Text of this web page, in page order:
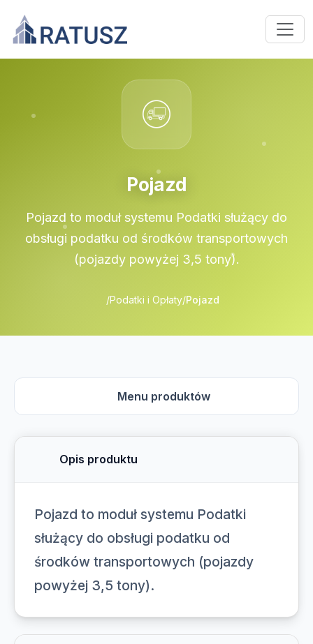
Pojazd
Pojazd to moduł systemu Podatki służący do
obsługi podatku od środków transportowych
(pojazdy powyżej 3,5 tony).
/Podatki i Opłaty/Pojazd
Menu produktów
Opis produktu
Pojazd to moduł systemu Podatki
służący do obsługi podatku od
środków transportowych (pojazdy
powyżej 3,5 tony).